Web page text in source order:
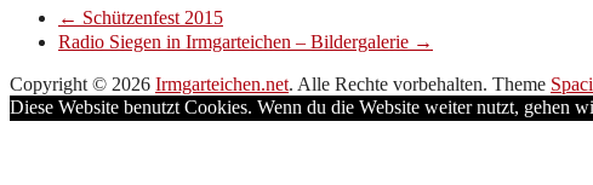
← Schützenfest 2015
Radio Siegen in Irmgarteichen – Bildergalerie →
Copyright © 2026 Irmgarteichen.net. Alle Rechte vorbehalten. Theme
Diese Website benutzt Cookies. Wenn du die Website weiter nutzt, gehen